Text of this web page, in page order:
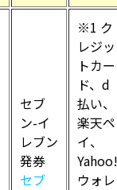
セブ
ン-イ
レブン
発券
セブ
※1 ク
レジッ
トカー
ド、d
払い、
楽天ペ
イ、
Yahoo!
ウォレ